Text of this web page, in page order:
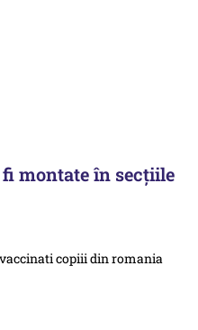
montate în secţiile